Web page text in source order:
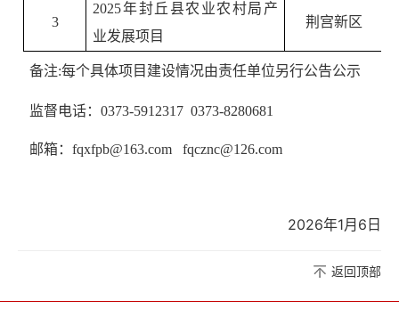
3
2025年封丘县农业农村局产
业发展项目
荆宫新区
备注:每个具体项目建设情况由责任单位另行公告公示
监督电话：0373-5912317 0373-8280681
邮箱：fqxfpb@163.com fqcznc@126.com
2026年1月 6 日
返回顶部